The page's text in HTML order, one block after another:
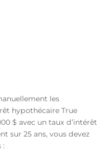
les
hypothécaire True
$ avec un taux d’intérêt
sur 25 ans, vous devez
: